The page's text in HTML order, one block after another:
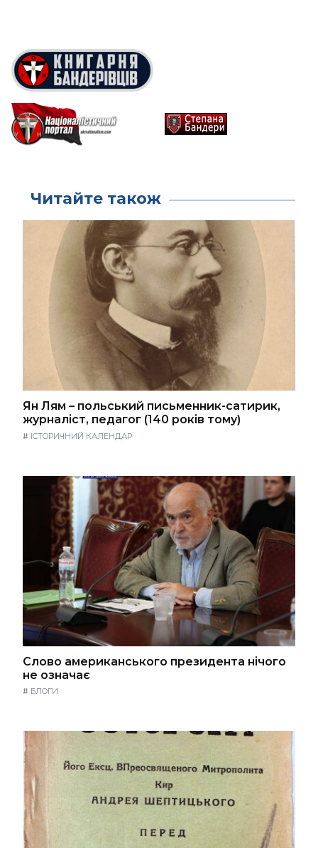
Читайте також
Ян Лям – польський письменник-сатирик,
журналіст, педагог (140 років тому)
# ІСТОРИЧНИЙ КАЛЕНДАР
Слово американського президента нічого
не означає
# БЛОГИ